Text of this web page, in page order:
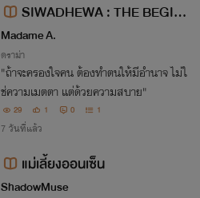
SIWADHEWA : THE BEGINI
NG OF BLOODLINE part2 - "BO
UND TO THE SHADOW" ตระกูล
ศิวเทวา:อรุณแห่งศิวเทวา ภาค 2 ตอ
น “เงาอำนาจ”
Madame A.
ดราม่า
"ถ้าจะครองใจคน ต้องทำตนให้มีอำนาจ ไม่ใ
ช่ความเมตตา แต่ด้วยความสบาย"
29 1 0 1
7 วันที่แล้ว
แม่เลี้ยงออนเซ็น
ShadowMuse